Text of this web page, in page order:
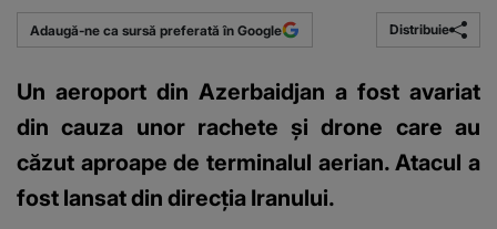
Adaugă-ne ca sursă preferată în Google Distribuie
Un aeroport din Azerbaidjan a fost avariat
din cauza unor rachete și drone care au
căzut aproape de terminalul aerian. Atacul a
fost lansat din direcția Iranului.